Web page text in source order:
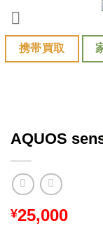
content携帯買取
AQUOS
¥25,000